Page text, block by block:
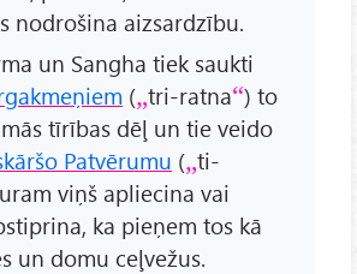
nodrošina aizsardzību.
un Sangha tiek saukti
( tri-ratna ) to
tīrības dēļ un tie veido
Patvērumu ( ti-
viņš apliecina vai
ka pieņem tos kā
un domu ceļvežus.